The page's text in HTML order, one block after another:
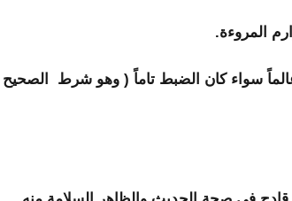
سواء كان الضبط تاماً ( وهو شرط الصحيح